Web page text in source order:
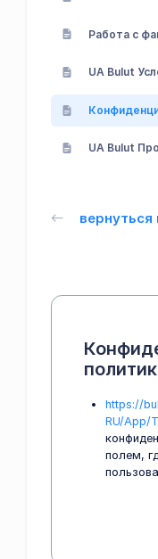
Работа с
UA Bulut
UA Bulut
https://
RU/App/
полем,